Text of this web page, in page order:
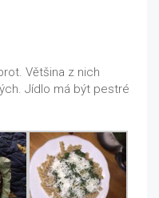
Většina z nich
Jídlo má být pestré